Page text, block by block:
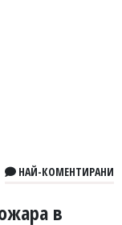
НАЙ-КОМЕНТИРАНИ
в